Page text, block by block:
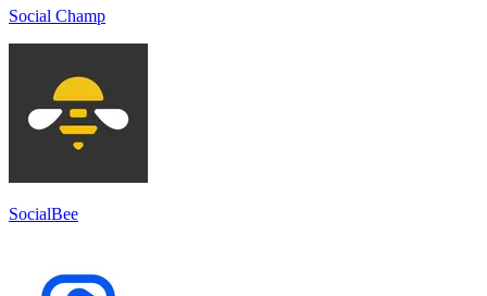
Social Champ
SocialBee